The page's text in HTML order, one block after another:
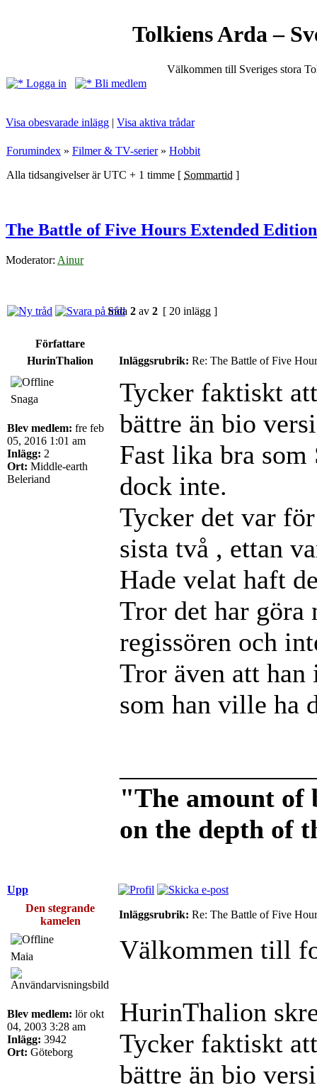
Tolkiens Arda –
Välkommen till Sveriges stora
Logga in
Bli medlem
Visa obesvarade inlägg | Visa aktiva trådar
Forumindex » Filmer & TV-serier» Hobbit
Alla tidsangivelser är UTC + 1 timme [ Sommartid ]
The Battle of Five Hours Extended Edition
Moderator: Ainur
Sida 2 av 2 [ 20 inlägg ]
Författare
HurinThalion
Inläggsrubrik: Re: The Battle of Five
Snaga
Blev medlem: fre feb
05, 2016 1:01 am
Inlägg: 2
Ort: Middle-earth
Beleriand
Tycker faktiskt
bättre än bio
Fast lika bra
dock inte.
Tycker det var
sista två , ettan
Hade velat haft
Tror det har göra
regissören och
Tror även att
som han ville ha
"The amount of
on the depth of
Upp
Den stegrande
kamelen
Inläggsrubrik: Re: The Battle of Five
Maia
Blev medlem: lör okt
04, 2003 3:28 am
Inlägg: 3942
Ort: Göteborg
Välkommen till
HurinThalion
Tycker faktiskt
bättre än bio